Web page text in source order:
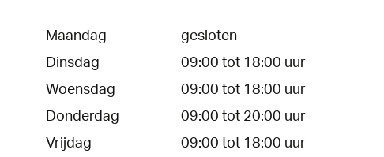
Maandag
gesloten
Dinsdag
09:00 tot 18:00 uur
Woensdag
09:00 tot 18:00 uur
Donderdag
09:00 tot 20:00 uur
Vrijdag
09:00 tot 18:00 uur